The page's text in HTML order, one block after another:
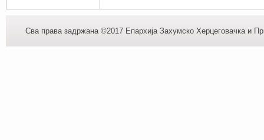
Сва права задржана ©2017 Епархија Захумско Херцеговачка и